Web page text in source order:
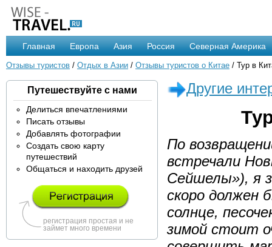
Главная Европа Азия Россия Северная Америка
Отзывы туристов / Отдых в Азии / Отзывы туристов о Китае / Тур в
Путешествуйте с нами
Делиться впечатлениями
Писать отзывы
Добавлять фотографии
Создать свою карту
путешествий
Общаться и находить друзей
регистрация простая и не
займет много времени
Другие
По
встречали
Сейшелы»), я
скоро должен
солнце,
зимой стоит